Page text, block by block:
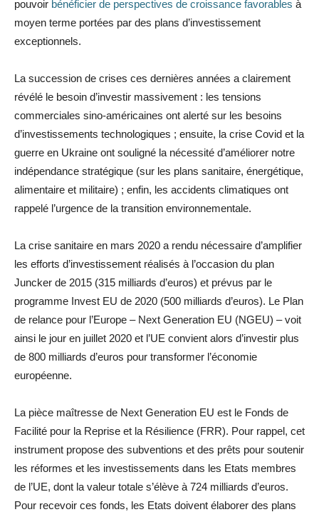
pouvoir bénéficier de perspectives de croissance favorables à
moyen terme portées par des plans d’investissement
exceptionnels.
La succession de crises ces dernières années a clairement
révélé le besoin d’investir massivement : les tensions
commerciales sino-américaines ont alerté sur les besoins
d’investissements technologiques ; ensuite, la crise Covid et la
guerre en Ukraine ont souligné la nécessité d’améliorer notre
indépendance stratégique (sur les plans sanitaire, énergétique,
alimentaire et militaire) ; enfin, les accidents climatiques ont
rappelé l’urgence de la transition environnementale.
La crise sanitaire en mars 2020 a rendu nécessaire d’amplifier
les efforts d’investissement réalisés à l’occasion du plan
Juncker de 2015 (315 milliards d’euros) et prévus par le
programme Invest EU de 2020 (500 milliards d’euros). Le Plan
de relance pour l’Europe – Next Generation EU (NGEU) – voit
ainsi le jour en juillet 2020 et l’UE convient alors d’investir plus
de 800 milliards d’euros pour transformer l’économie
européenne.
La pièce maîtresse de Next Generation EU est le Fonds de
Facilité pour la Reprise et la Résilience (FRR). Pour rappel, cet
instrument propose des subventions et des prêts pour soutenir
les réformes et les investissements dans les Etats membres
de l’UE, dont la valeur totale s’élève à 724 milliards d’euros.
Pour recevoir ces fonds, les Etats doivent élaborer des plans